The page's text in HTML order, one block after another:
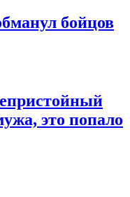
бойцов
это попало